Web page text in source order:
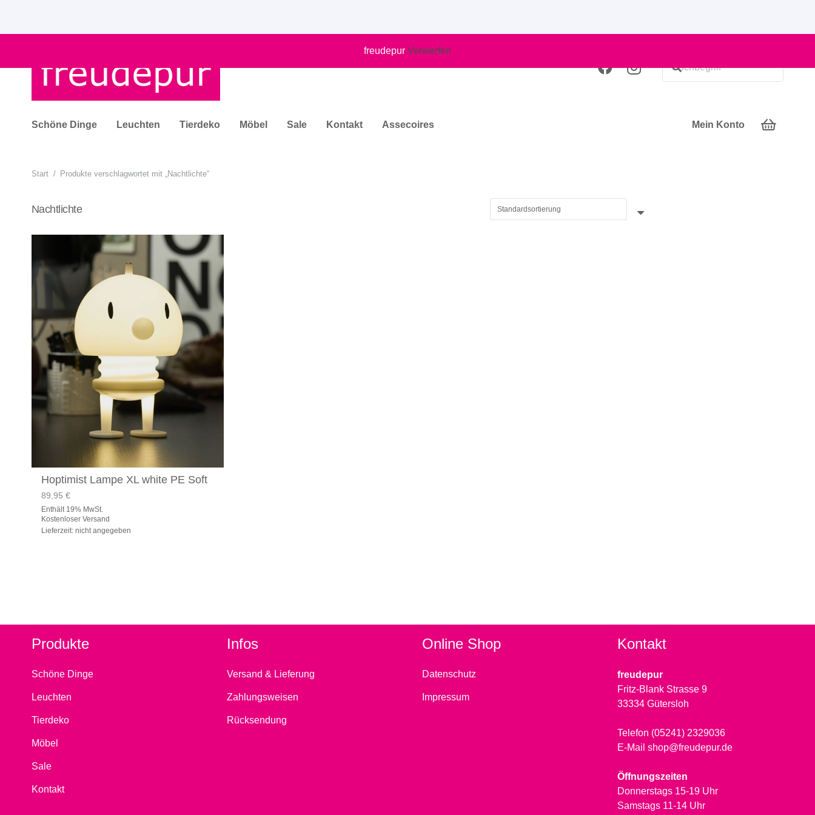
freudepur Verwerfen
Schöne Dinge Leuchten Tierdeko Möbel Sale Kontakt Assecoires Mein Konto
Start / Produkte verschlagwortet mit „Nachtlichte“
Nachtlichte
Hoptimist Lampe XL white PE Soft
89,95 €
Enthält 19% MwSt.
Kostenloser Versand
Lieferzeit: nicht angegeben
Produkte
Schöne Dinge
Leuchten
Tierdeko
Möbel
Sale
Kontakt
Infos
Versand & Lieferung
Zahlungsweisen
Rücksendung
Online Shop
Datenschutz
Impressum
Kontakt
freudepur
Fritz-Blank Strasse 9
33334 Gütersloh
Telefon (05241) 2329036
E-Mail shop@freudepur.de
Öffnungszeiten
Donnerstags 15-19 Uhr
Samstags 11-14 Uhr